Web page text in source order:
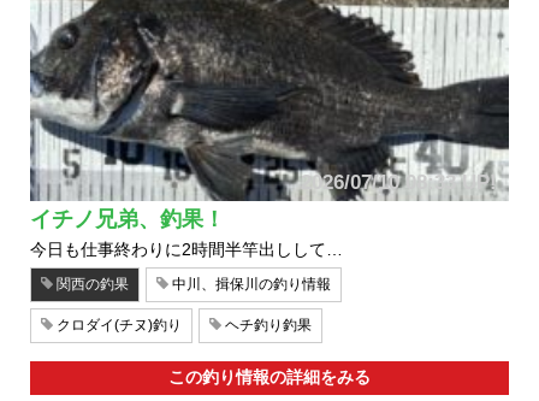
2026/07/10 08:33 UP!
イチノ兄弟、釣果！
今日も仕事終わりに2時間半竿出しして…
関西の釣果 中川、揖保川の釣り情報
クロダイ(チヌ)釣り ヘチ釣り釣果
この釣り情報の詳細をみる